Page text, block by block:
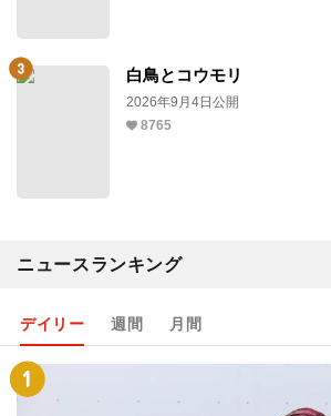
白鳥とコウモリ
2026年9月4日公開
8765
ニュースランキング
デイリー 週間 月間